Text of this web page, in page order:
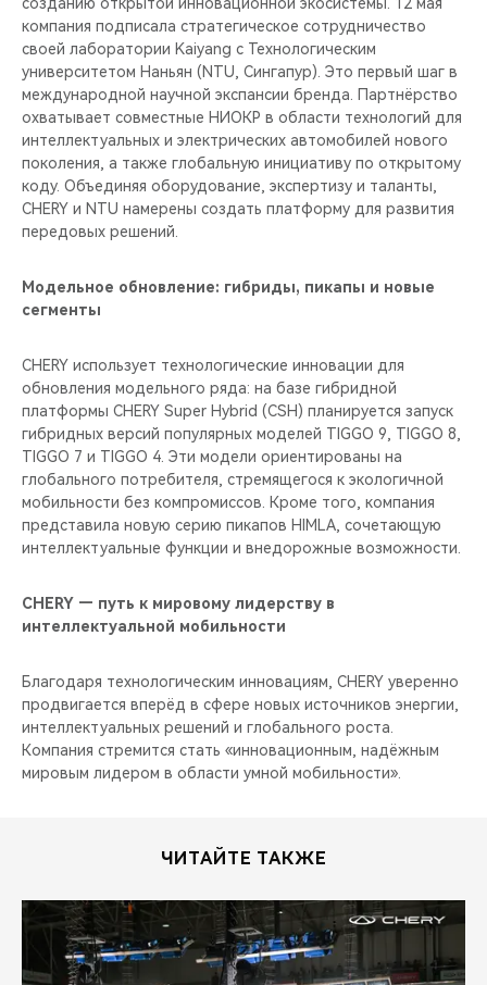
компания подписала стратегическое сотрудничество
своей лаборатории Kaiyang с Технологическим
университетом Наньян (NTU, Сингапур). Это первый шаг в
международной научной экспансии бренда. Партнёрство
охватывает совместные НИОКР в области технологий для
интеллектуальных и электрических автомобилей нового
поколения, а также глобальную инициативу по открытому
коду. Объединяя оборудование, экспертизу и таланты,
CHERY и NTU намерены создать платформу для развития
передовых решений.
Модельное обновление: гибриды, пикапы и новые
сегменты
CHERY использует технологические инновации для
обновления модельного ряда: на базе гибридной
платформы CHERY Super Hybrid (CSH) планируется запуск
гибридных версий популярных моделей TIGGO 9, TIGGO 8,
TIGGO 7 и TIGGO 4. Эти модели ориентированы на
глобального потребителя, стремящегося к экологичной
мобильности без компромиссов. Кроме того, компания
представила новую серию пикапов HIMLA, сочетающую
интеллектуальные функции и внедорожные возможности.
CHERY — путь к мировому лидерству в
интеллектуальной мобильности
Благодаря технологическим инновациям, CHERY уверенно
продвигается вперёд в сфере новых источников энергии,
интеллектуальных решений и глобального роста.
Компания стремится стать «инновационным, надёжным
мировым лидером в области умной мобильности».
ЧИТАЙТЕ ТАКЖЕ